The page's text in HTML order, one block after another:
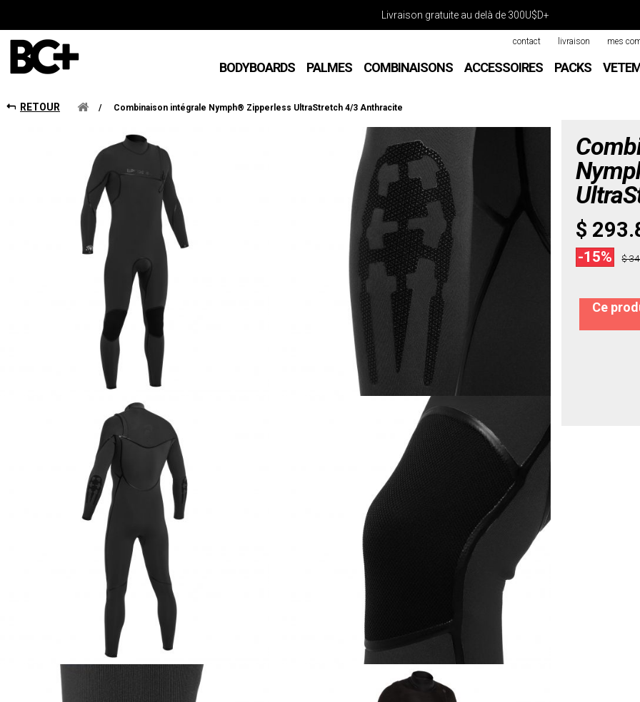
Livraison gratuite au delà de 300U$D+
BODYBOARDS PALMES COMBINAISONS ACCESSOIRES PACKS
contact livraison mes
RETOUR / Combinaison intégrale Nymph® Zipperless UltraStretch 4/3 Anthracite
$
-15% $
Ce